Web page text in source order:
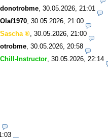
donotrobme 30.05.2026, 21:01
Olaf1970 30.05.2026, 21:00
Sascha
30.05.2026, 21:00
30.05.2026, 20:58
Chill-Instructor 30.05.2026, 22:14